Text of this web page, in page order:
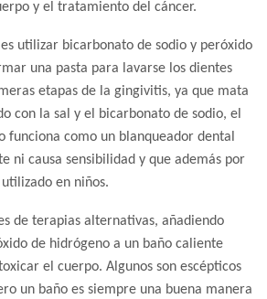
y el tratamiento del cáncer.
utilizar bicarbonato de sodio y peróxido
una pasta para lavarse los dientes
etapas de la gingivitis, ya que mata
con la sal y el bicarbonato de sodio, el
funciona como un blanqueador dental
ni causa sensibilidad y que además por
en niños.
de terapias alternativas, añadiendo
de hidrógeno a un baño caliente
el cuerpo. Algunos son escépticos
un baño es siempre una buena manera